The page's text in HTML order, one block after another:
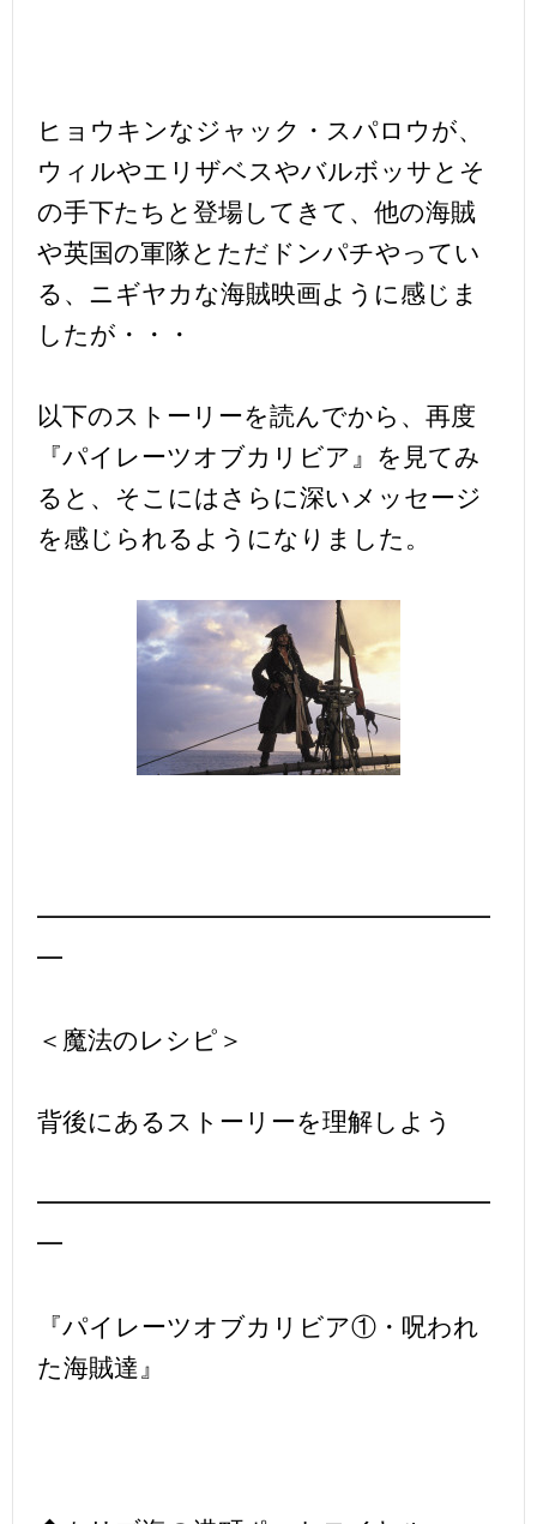
ヒョウキンなジャック・スパロウが、
ウィルやエリザベスやバルボッサとそ
の手下たちと登場してきて、他の海賊
や英国の軍隊とただドンパチやってい
る、ニギヤカな海賊映画ように感じま
したが・・・
以下のストーリーを読んでから、再度
『パイレーツオブカリビア』を見てみ
ると、そこにはさらに深いメッセージ
を感じられるようになりました。
━━━━━━━━━━━━━━━━━━
━
＜魔法のレシピ＞
背後にあるストーリーを理解しよう
━━━━━━━━━━━━━━━━━━
━
『パイレーツオブカリビア①・呪われ
た海賊達』